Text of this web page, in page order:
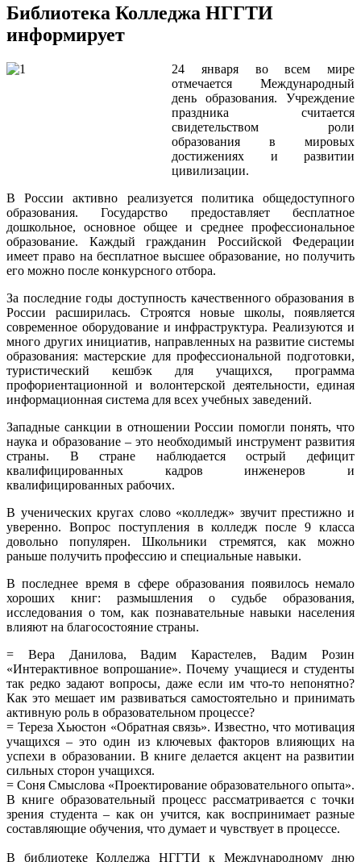
Библиотека Колледжа НГГТИ
информирует
24 января во всем мире
отмечается Международный
день образования. Учреждение
праздника считается
свидетельством роли
образования в мировых
достижениях и развитии
цивилизации.
В России активно реализуется политика общедоступного
образования. Государство предоставляет бесплатное
дошкольное, основное общее и среднее профессиональное
образование. Каждый гражданин Российской Федерации
имеет право на бесплатное высшее образование, но получить
его можно после конкурсного отбора.
За последние годы доступность качественного образования в
России расширилась. Строятся новые школы, появляется
современное оборудование и инфраструктура. Реализуются и
много других инициатив, направленных на развитие системы
образования: мастерские для профессиональной подготовки,
туристический кешбэк для учащихся, программа
профориентационной и волонтерской деятельности, единая
информационная система для всех учебных заведений.
Западные санкции в отношении России помогли понять, что
наука и образование – это необходимый инструмент развития
страны. В стране наблюдается острый дефицит
квалифицированных кадров инженеров и
квалифицированных рабочих.
В ученических кругах слово «колледж» звучит престижно и
уверенно. Вопрос поступления в колледж после 9 класса
довольно популярен. Школьники стремятся, как можно
раньше получить профессию и специальные навыки.
В последнее время в сфере образования появилось немало
хороших книг: размышления о судьбе образования,
исследования о том, как познавательные навыки населения
влияют на благосостояние страны.
= Вера Данилова, Вадим Карастелев, Вадим Розин
«Интерактивное вопрошание». Почему учащиеся и студенты
так редко задают вопросы, даже если им что-то непонятно?
Как это мешает им развиваться самостоятельно и принимать
активную роль в образовательном процессе?
= Тереза Хьюстон «Обратная связь». Известно, что мотивация
учащихся – это один из ключевых факторов влияющих на
успехи в образовании. В книге делается акцент на развитии
сильных сторон учащихся.
= Соня Смыслова «Проектирование образовательного опыта».
В книге образовательный процесс рассматривается с точки
зрения студента – как он учится, как воспринимает разные
составляющие обучения, что думает и чувствует в процессе.
В библиотеке Колледжа НГГТИ к Международному дню